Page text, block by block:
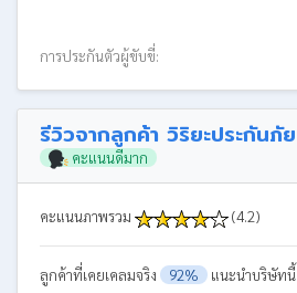
การประกันตัวผู้ขับขี่:
รีวิวจากลูกค้า วิริยะประกันภัย
คะแนนดีมาก
คะแนนภาพรวม (4.2)
ลูกค้าที่เคยเคลมจริง 92% แนะนำบริษัทนี้